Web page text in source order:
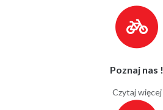
Poznaj nas !
Czytaj więcej